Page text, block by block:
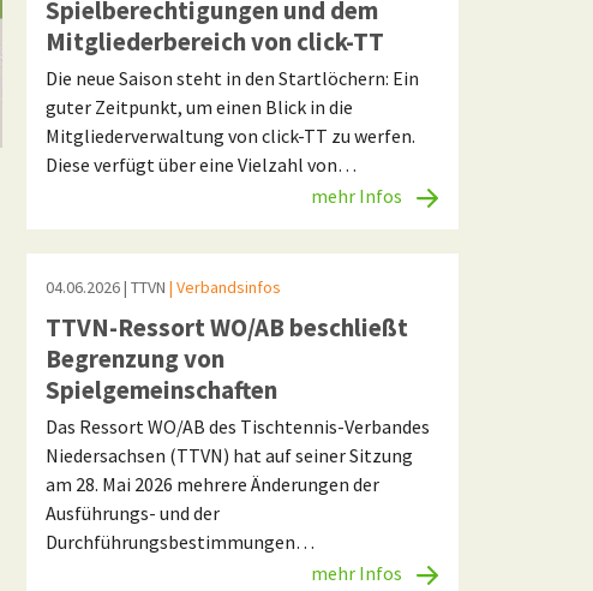
Spielberechtigungen und dem
Mitgliederbereich von click-TT
Die neue Saison steht in den Startlöchern: Ein
guter Zeitpunkt, um einen Blick in die
Mitgliederverwaltung von click-TT zu werfen.
Diese verfügt über eine Vielzahl von…
mehr Infos
04.06.2026| TTVN | Verbandsinfos
TTVN-Ressort WO/AB beschließt
Begrenzung von
Spielgemeinschaften
Das Ressort WO/AB des Tischtennis-Verbandes
Niedersachsen (TTVN) hat auf seiner Sitzung
am 28. Mai 2026 mehrere Änderungen der
Ausführungs- und der
Durchführungsbestimmungen…
mehr Infos